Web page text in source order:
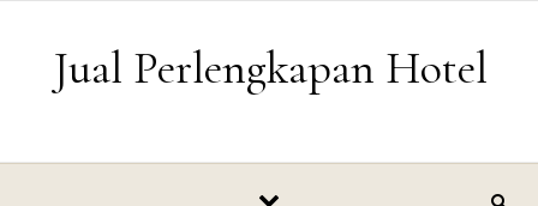
Jual Perlengkapan Hotel